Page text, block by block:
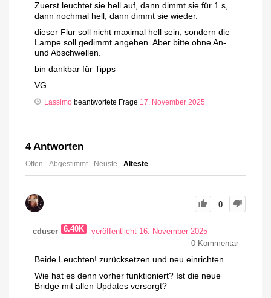
Zuerst leuchtet sie hell auf, dann dimmt sie für 1 s,
dann nochmal hell, dann dimmt sie wieder.
dieser Flur soll nicht maximal hell sein, sondern die
Lampe soll gedimmt angehen. Aber bitte ohne An-
und Abschwellen.
bin dankbar für Tipps
VG
Lassimo beantwortete Frage 17. November 2025
4Antworten
Offen Abgestimmt Neuste Älteste
0
cduser 6.40K
veröffentlicht 16. November 2025
0Kommentar
Beide Leuchten! zurücksetzen und neu einrichten.
Wie hat es denn vorher funktioniert? Ist die neue
Bridge mit allen Updates versorgt?